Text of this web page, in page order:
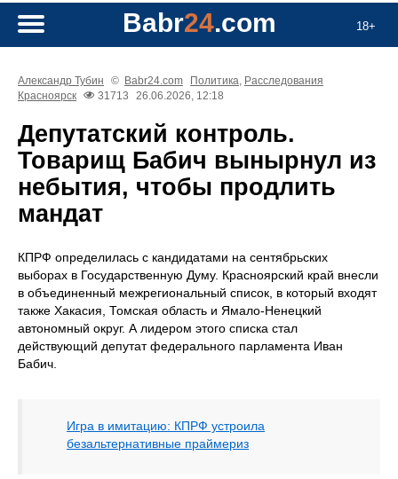
18+
Babr24.com
Александр Тубин © Babr24.com Политика, Расследования
Красноярск
31713 26.06.2026, 12:18
Депутатский контроль.
Товарищ Бабич вынырнул из
небытия, чтобы продлить
мандат
КПРФ определилась с кандидатами на сентябрьских
выборах в Государственную Думу. Красноярский край внесли
в объединенный межрегиональный список, в который входят
также Хакасия, Томская область и Ямало-Ненецкий
автономный округ. А лидером этого списка стал
действующий депутат федерального парламента Иван
Бабич.
Игра в имитацию: КПРФ устроила
безальтернативные праймериз